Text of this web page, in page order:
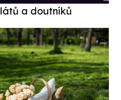
a doutníků